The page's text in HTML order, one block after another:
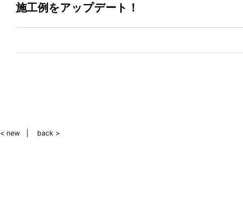
施工例をアップデート！
< new back >